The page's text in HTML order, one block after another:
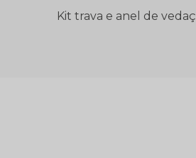
Kit trava e anel de